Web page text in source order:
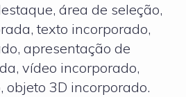
área de seleção,
texto incorporado,
apresentação de
vídeo incorporado,
objeto 3D incorporado.